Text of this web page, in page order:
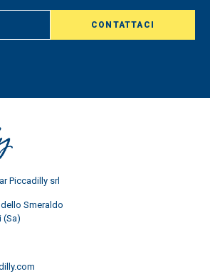
CONTATTACI
Piccadilly srl
Smeraldo
(Sa)